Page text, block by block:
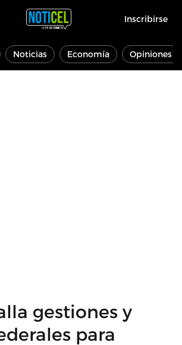
Inscribirse
Noticias Economía Opiniones
gestiones y
para